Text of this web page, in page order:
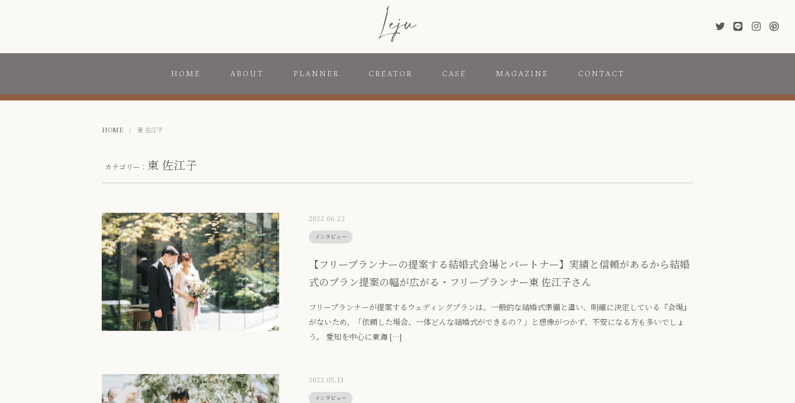
HOME ABOUT PLANNER CREATOR CASE MAGAZINE CONTACT
HOME / 東 佐江子
カテゴリー： 東 佐江子
2022.06.22
インタビュー
【フリープランナーの提案する結婚式会場とパートナー】実績と信頼があるから結婚
式のプラン提案の幅が広がる・フリープランナー東 佐江子さん
フリープランナーが提案するウェディングプランは、一般的な結婚式準備と違い、明確に決定している『会場』
がないため、「依頼した場合、一体どんな結婚式ができるの？」と想像がつかず、不安になる方も多いでしょ
う。 愛知を中心に東海 […]
2022.05.11
インタビュー